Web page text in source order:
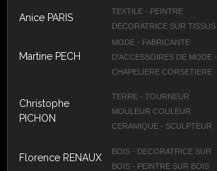
Anice PARIS
TEXTILE - PEINTRE
DECORATRICE SUR TISSUS
Martine PECH
MODE - FABRICANTE
D'ACCESSOIRES DE MODE -
CHAPELIERE CORSETIERE
Christophe
PICHON
TERRE - TOURNEUR
MOULEUR COULEUR
CERAMIQUE - SCULPTEUR
Florence RENAUX
BOIS - DECORATRICE SUR
BOIS - PEINTRE SUR BOIS